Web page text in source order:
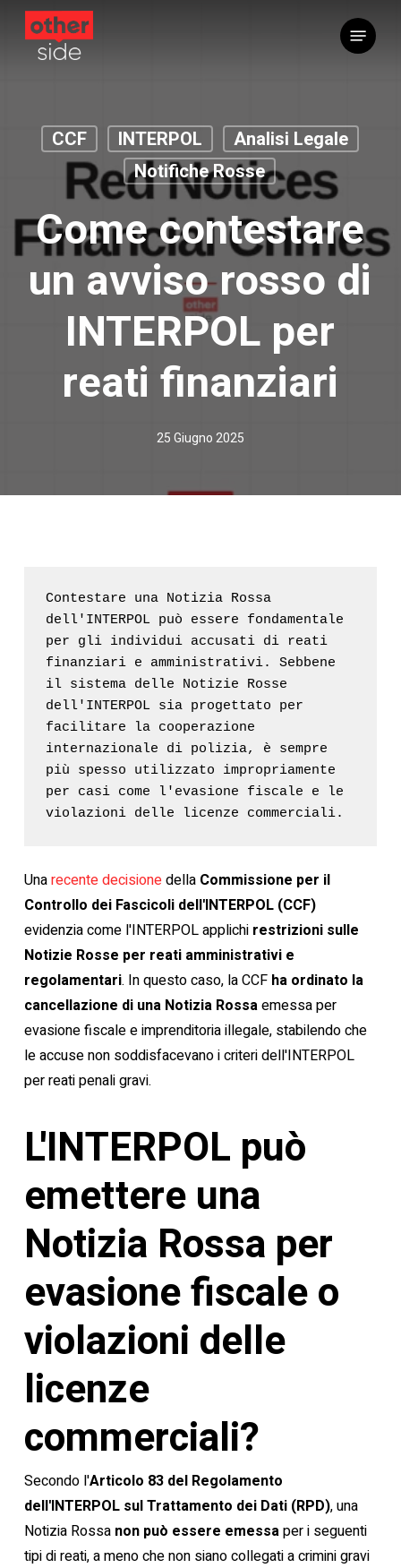
contenuto
Menu
CCF INTERPOL
Analisi Legale
Notifiche Rosse
Come contestare
un avviso rosso di
INTERPOL per
reati finanziari
25 Giugno 2025
Contestare una Notizia Rossa
dell'INTERPOL può essere fondamentale
per gli individui accusati di reati
finanziari e amministrativi. Sebbene
il sistema delle Notizie Rosse
dell'INTERPOL sia progettato per
facilitare la cooperazione
internazionale di polizia, è sempre
più spesso utilizzato impropriamente
per casi come l'evasione fiscale e le
violazioni delle licenze commerciali.
Unarecente decisionedella Commissione per il
Controllo dei Fascicoli dell'INTERPOL (CCF)
evidenzia come l'INTERPOL applichi restrizioni sulle
Notizie Rosse per reati amministrativi e
regolamentari. In questo caso, la CCF ha ordinato la
cancellazione di una Notizia Rossaemessa per
evasione fiscale e imprenditoria illegale, stabilendo che
le accuse non soddisfacevano i criteri dell'INTERPOL
per reati penali gravi.
L'INTERPOL può
emettere una
Notizia Rossa per
evasione fiscale o
violazioni delle
licenze
commerciali?
Secondo l'Articolo 83 del Regolamento
dell'INTERPOL sul Trattamento dei Dati (RPD), una
Notizia Rossa non può essere emessaper i seguenti
tipi di reati, a meno che non siano collegati a crimini gravi